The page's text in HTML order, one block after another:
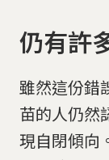
仍有許
雖然這份錯
苗的人仍然
現自閉傾向